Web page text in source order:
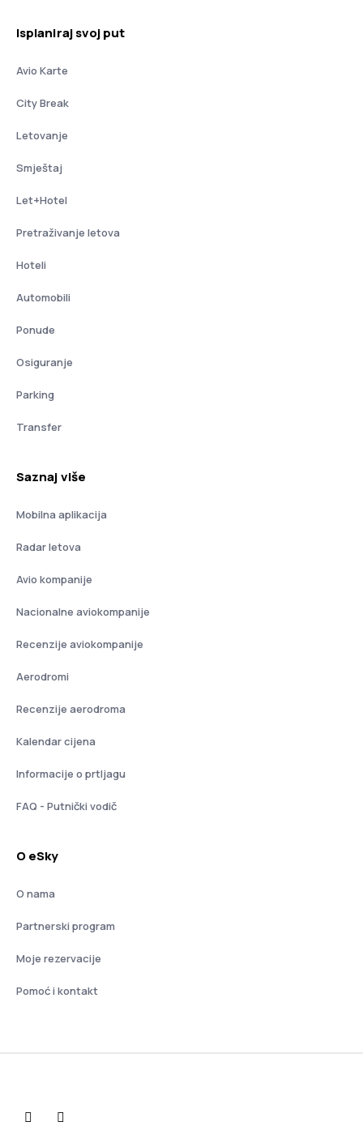
Isplaniraj svoj put
Avio Karte
City Break
Letovanje
Smještaj
Let+Hotel
Pretraživanje letova
Hoteli
Automobili
Ponude
Osiguranje
Parking
Transfer
Saznaj više
Mobilna aplikacija
Radar letova
Avio kompanije
Nacionalne aviokompanije
Recenzije aviokompanije
Aerodromi
Recenzije aerodroma
Kalendar cijena
Informacije o prtljagu
FAQ - Putnički vodič
O eSky
O nama
Partnerski program
Moje rezervacije
Pomoć i kontakt